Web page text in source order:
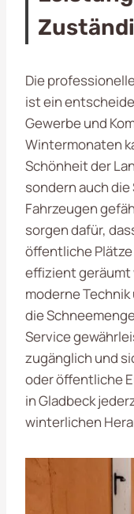
Die
ist ein
Gewerbe und
Wintermonaten
Schönheit der
sondern auch
Fahrzeugen
sorgen dafür,
öffentliche
effizient geräumt
moderne
die
Service
zugänglich und
oder öffentliche
in Gladbeck
winterlichen